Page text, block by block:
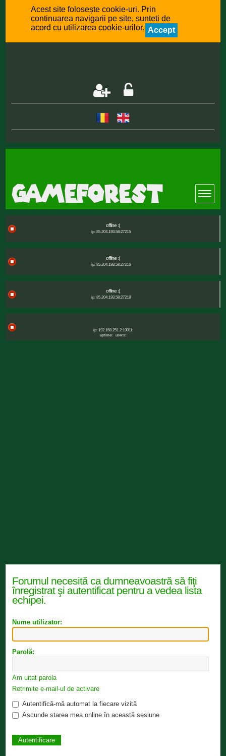
Acest site folosește cookie-uri. Prin
continuarea navigarii pe site, sunteti de
acord cu utilizarea cookie-urilor. Accept
offline :(
ip: 85.204.193.58:27215
offline :(
ip: 85.204.193.58:27216
offline :(
ip: 85.204.193.58:27218
ip: 192.168.251.2:10011:
uptime:
users:
Forumul necesită ca dumneavoastră să fiţi
înregistrat şi autentificat pentru a vedea lista
echipei.
Nume utilizator:
Parolă:
Am uitat parola
Retrimite e-mail-ul de activare
Autentifică-mă automat la fiecare vizită
Ascunde starea mea online în această sesiune